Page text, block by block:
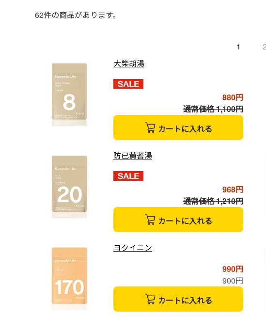
62件の商品があります。
1 2
大柴胡湯
880円
通常価格 1,100円
カートに入れる
防已黄耆湯
968円
通常価格 1,210円
カートに入れる
ヨクイニン
990円
900円
カートに入れる